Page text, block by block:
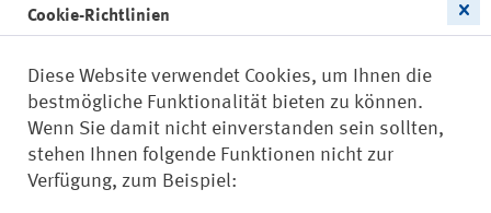
Cookie-Richtlinien
Diese Website verwendet Cookies, um Ihnen die
bestmögliche Funktionalität bieten zu können.
Wenn Sie damit nicht einverstanden sein sollten,
stehen Ihnen folgende Funktionen nicht zur
Verfügung, zum Beispiel: